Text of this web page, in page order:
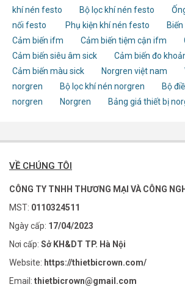
khí nén festo
Bộ lọc khí nén festo
nối festo
Phụ kiện khí nén festo
Cảm biến ifm
Cảm biến tiệm cận ifm
Cảm biến siêu âm sick
Cảm biến đo
Cảm biến màu sick
Norgren việt nam
norgren
Bộ lọc khí nén norgren
Bộ
norgren
Norgren Bảng giá thiết bị
VỀ CHÚNG TÔI
CÔNG TY TNHH THƯƠNG MẠI VÀ CÔNG
MST: 0110324511
Ngày cấp: 17/04/2023
Nơi cấp: Sở KH&DT TP. Hà Nội
Website: https://thietbicrown.com/
Email: thietbicrown@gmail.com